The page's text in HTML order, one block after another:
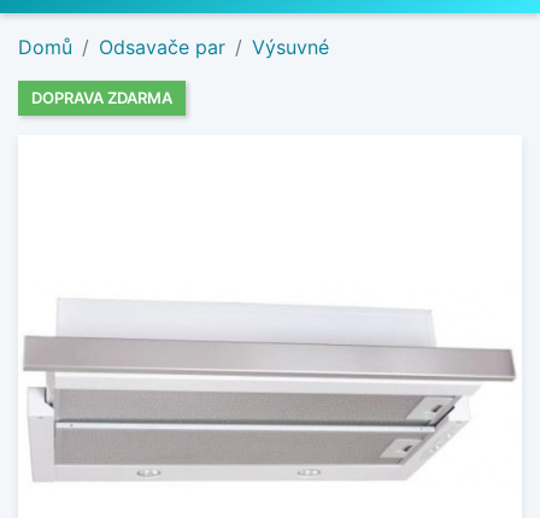
Domů Odsavače par Výsuvné
DOPRAVA ZDARMA